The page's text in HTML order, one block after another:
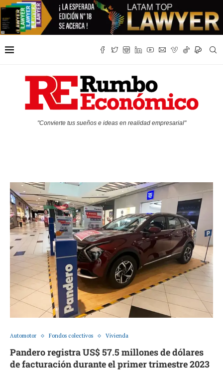
"Convierte tus sueños e ideas en realidad empresarial"
Automotor Fondos colectivos Vivienda
Pandero registra US$ 57.5 millones de dólares
de facturación durante el primer trimestre 2023